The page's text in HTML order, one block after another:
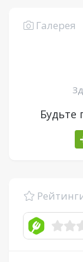
Галерея
Будьте